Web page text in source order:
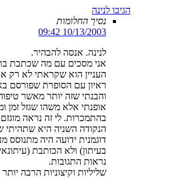
הגיבו לנינה
נסיך החלומות
10/13/2003 09:42
לנינה. אנסה להבהיר.
אני מסכים עם מה שכתבת
העניין הוא שקראתי לא רק
ראיון עם הסופרת שפורסם
והבנתי שזה יותר מאשר
אופנתי אלא משהו שגזל זמן
בהתמכרות. לי זה נראה
הנקודה השניה היא שתהיתי
דוגמנית ידועה היה מתנוסס
בעיתון) ולא הכותבת
נראות התגובות.
שליליות וקיצוניות הרבה יותר